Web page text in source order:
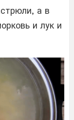
а в
и лук и